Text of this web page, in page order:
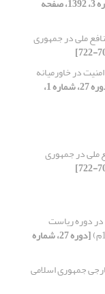
ملی در ‏جمهوری
در خاورمیانه
[دوره 27، شماره 1،
ملی در ‏جمهوری
در دوره ‏ریاست
[دوره 27، شماره
جمهوری اسلامی